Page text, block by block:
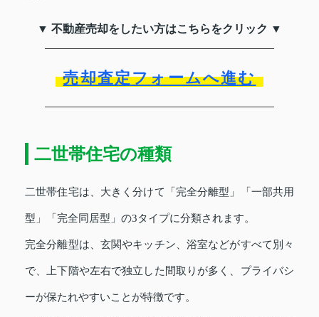
▼ 不動産売却をしたい方はこちらをクリック ▼
売却査定フォームへ進む
二世帯住宅の種類
二世帯住宅は、大きく分けて「完全分離型」「一部共用
型」「完全同居型」の3タイプに分類されます。
完全分離型は、玄関やキッチン、浴室などがすべて別々
で、上下階や左右で独立した間取りが多く、プライバシ
ーが保たれやすいことが特徴です。